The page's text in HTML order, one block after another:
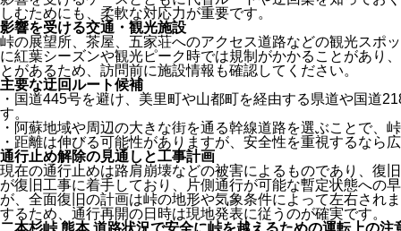
しむためにも、柔軟な対応力が重要です。
影響を受ける交通・観光施設
峠の展望所、茶屋、五家荘へのアクセス道路などの観光スポ
に紅葉シーズンや観光ピーク時では規制がかかることがあり
とがあるため、訪問前に施設情報も確認してください。
主要な迂回ルート候補
・国道445号を避け、美里町や山都町を経由する県道や国道
す。
・阿蘇地域や周辺の大きな街を通る幹線道路を選ぶことで、
・距離は伸びる可能性がありますが、安全性を重視するなら
通行止め解除の見通しと工事計画
現在の通行止めは路肩崩壊などの被害によるものであり、復
が復旧工事に着手しており、片側通行が可能な暫定状態への
が、全面復旧の計画は峠の地形や気象条件によって左右され
するため、通行再開の日時は現地発表に従うのが確実です。
二本杉峠 熊本 道路状況で安全に峠を越えるための運転上の注